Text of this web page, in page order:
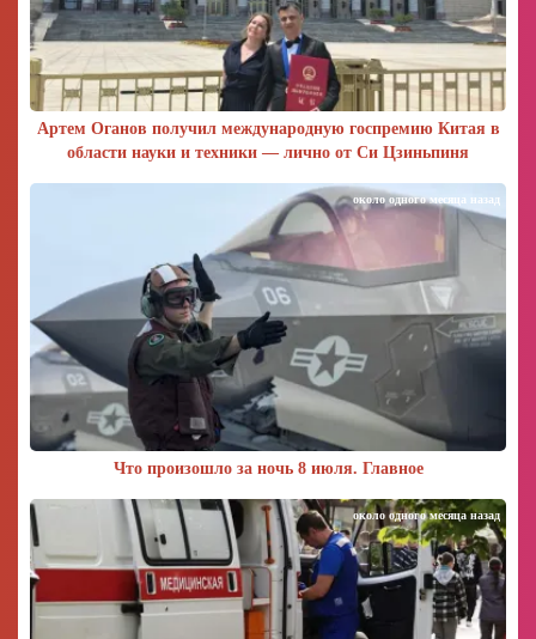
Артем Оганов получил международную госпремию Китая в
области науки и техники — лично от Си Цзиньпиня
Что произошло за ночь 8 июля. Главное
около одного месяца назад
около одного месяца назад